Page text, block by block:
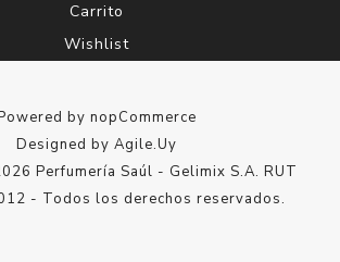
Carrito
Wishlist
by nopCommerce
Designed by Agile.Uy
Perfumería Saúl - Gelimix S.A. RUT
- Todos los derechos reservados.